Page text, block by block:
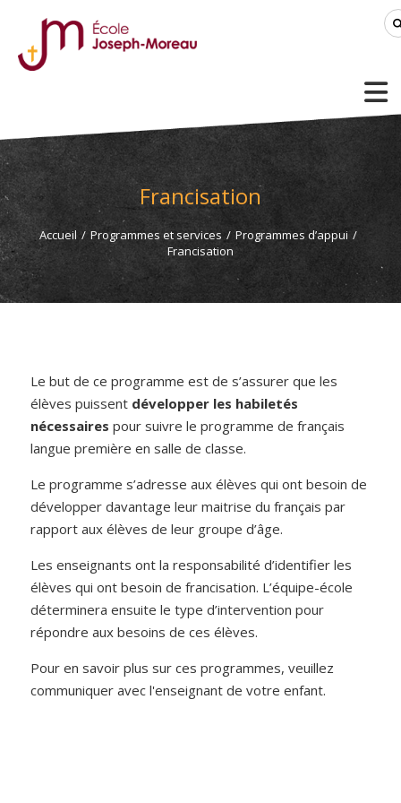
Francisation
Accueil / Programmes et services / Programmes d’appui /
Francisation
Le but de ce programme est de s’assurer que les
élèves puissent développer les habiletés
nécessaires pour suivre le programme de français
langue première en salle de classe.
Le programme s’adresse aux élèves qui ont besoin de
développer davantage leur maitrise du français par
rapport aux élèves de leur groupe d’âge.
Les enseignants ont la responsabilité d’identifier les
élèves qui ont besoin de francisation. L’équipe-école
déterminera ensuite le type d’intervention pour
répondre aux besoins de ces élèves.
Pour en savoir plus sur ces programmes, veuillez
communiquer avec l'enseignant de votre enfant.